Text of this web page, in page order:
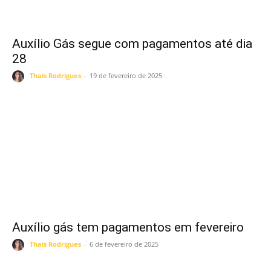
Auxílio Gás segue com pagamentos até dia
28
Thais Rodrigues - 19 de fevereiro de 2025
Auxílio gás tem pagamentos em fevereiro
Thais Rodrigues - 6 de fevereiro de 2025